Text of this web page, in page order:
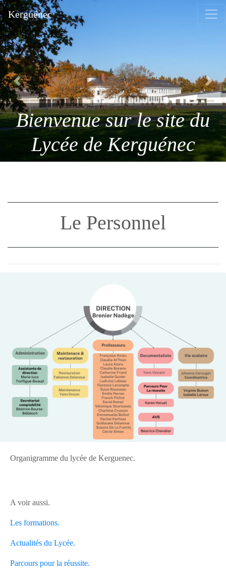
Kerguénec
Bienvenue sur le site du
Lycée de Kerguénec
Previous Next
Le Personnel
Organigramme du lycée de Kerguenec.
A voir aussi.
Les formations.
Actualités du Lycée.
Parcours pour la réussite.